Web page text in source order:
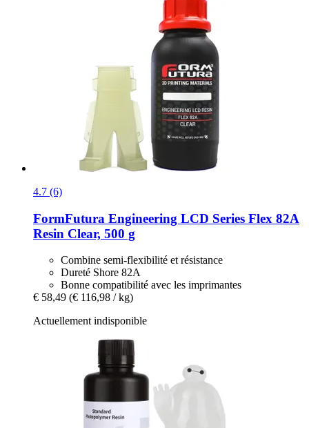
4.7 (6)
FormFutura Engineering LCD Series Flex 82A
Resin Clear, 500 g
Combine semi-flexibilité et résistance
Dureté Shore 82A
Bonne compatibilité avec les imprimantes
€ 58,49 (€ 116,98 / kg)
Actuellement indisponible